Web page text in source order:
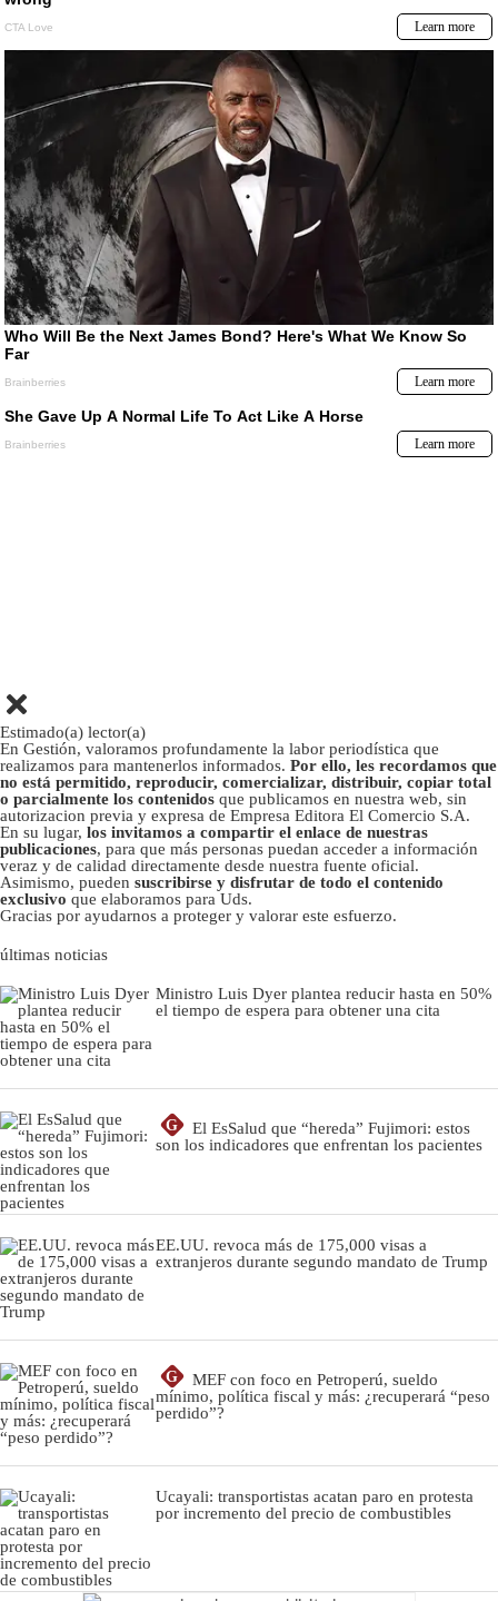
Estimado(a) lector(a)
En Gestión, valoramos profundamente la labor periodística que
realizamos para mantenerlos informados. Por ello, les recordamos que
no está permitido, reproducir, comercializar, distribuir, copiar total
o parcialmente los contenidos que publicamos en nuestra web, sin
autorizacion previa y expresa de Empresa Editora El Comercio S.A.
En su lugar, los invitamos a compartir el enlace de nuestras
publicaciones, para que más personas puedan acceder a información
veraz y de calidad directamente desde nuestra fuente oficial.
Asimismo, pueden suscribirse y disfrutar de todo el contenido
exclusivo que elaboramos para Uds.
Gracias por ayudarnos a proteger y valorar este esfuerzo.
últimas noticias
Ministro Luis Dyer plantea reducir hasta en 50%
el tiempo de espera para obtener una cita
G
El EsSalud que “hereda” Fujimori: estos
son los indicadores que enfrentan los pacientes
EE.UU. revoca más de 175,000 visas a
extranjeros durante segundo mandato de Trump
G
MEF con foco en Petroperú, sueldo
mínimo, política fiscal y más: ¿recuperará “peso
perdido”?
Ucayali: transportistas acatan paro en protesta
por incremento del precio de combustibles